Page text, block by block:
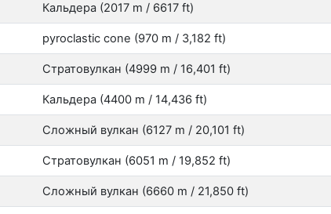
Кальдера (2017 m / 6617 ft)
pyroclastic cone (970 m / 3,182 ft)
Стратовулкан (4999 m / 16,401 ft)
Кальдера (4400 m / 14,436 ft)
Сложный вулкан (6127 m / 20,101 ft)
Стратовулкан (6051 m / 19,852 ft)
Сложный вулкан (6660 m / 21,850 ft)